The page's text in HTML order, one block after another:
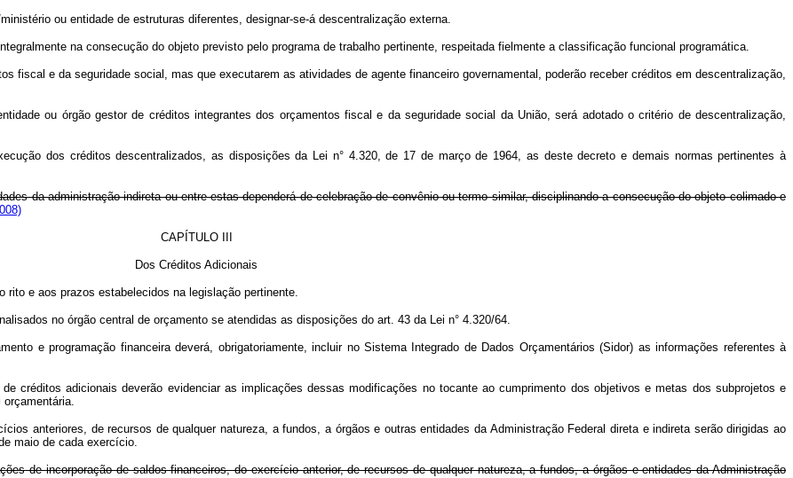
ou entidade de estruturas diferentes, designar-se-á descentralização externa.
na consecução do objeto previsto pelo programa de trabalho pertinente, respeitada fielmente a classificação funcional programática.
fiscal e da seguridade social, mas que executarem as atividades de agente financeiro governamental, poderão receber créditos em descentralização,
ou órgão gestor de créditos integrantes dos orçamentos fiscal e da seguridade social da União, será adotado o critério de descentralização,
dos créditos descentralizados, as disposições da Lei n° 4.320, de 17 de março de 1964, as deste decreto e demais normas pertinentes à
da administração indireta ou entre estas dependerá de celebração de convênio ou termo similar, disciplinando a consecução do objeto colimado e
CAPÍTULO III
Dos Créditos Adicionais
rito e aos prazos estabelecidos na legislação pertinente.
no órgão central de orçamento se atendidas as disposições do art. 43 da Lei n° 4.320/64.
e programação financeira deverá, obrigatoriamente, incluir no Sistema Integrado de Dados Orçamentários (Sidor) as informações referentes à
créditos adicionais deverão evidenciar as implicações dessas modificações no tocante ao cumprimento dos objetivos e metas dos subprojetos e
anteriores, de recursos de qualquer natureza, a fundos, a órgãos e outras entidades da Administração Federal direta e indireta serão dirigidas ao
maio de cada exercício.
de incorporação de saldos financeiros, do exercício anterior, de recursos de qualquer natureza, a fundos, a órgãos e entidades da Administração